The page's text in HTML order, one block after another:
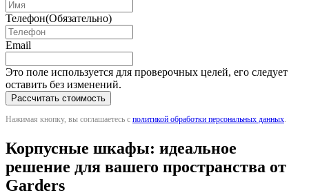
Телефон(Обязательно)
Email
Это поле используется для проверочных целей, его следует
оставить без изменений.
Нажимая кнопку, вы соглашаетесь с политикой обработки персональных данных
Корпусные шкафы: идеальное
решение для вашего пространства от
Garders